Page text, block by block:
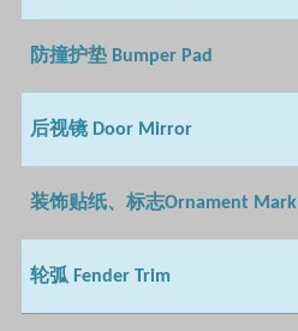
防撞护垫 Bumper Pad
后视镜 Door Mirror
装饰贴纸、标志Ornament Mark
轮弧 Fender Trim